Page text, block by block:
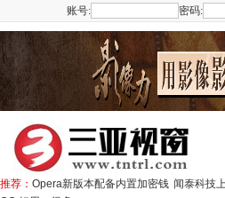
账号: 密码:
推荐： Opera新版本配备内置加密钱 闻泰科技